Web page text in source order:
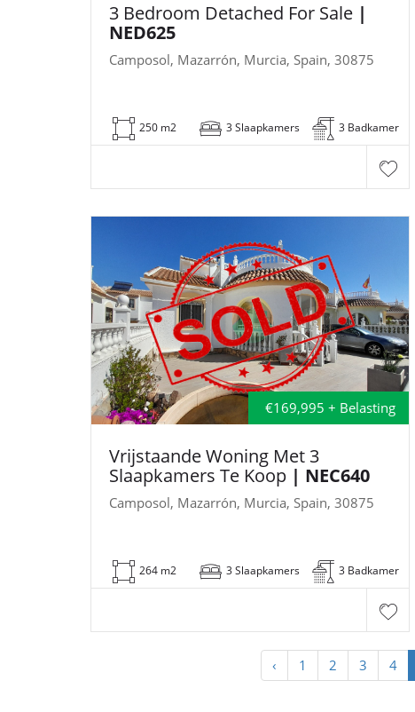
3 Bedroom Detached For Sale |
NED625
Camposol, Mazarrón, Murcia, Spain, 30875
250 m2 3 Slaapkamers 3 Badkamer
€169,995 + Belasting
Vrijstaande Woning Met 3
Slaapkamers Te Koop | NEC640
Camposol, Mazarrón, Murcia, Spain, 30875
264 m2 3 Slaapkamers 3 Badkamer
‹ 1 2 3 4